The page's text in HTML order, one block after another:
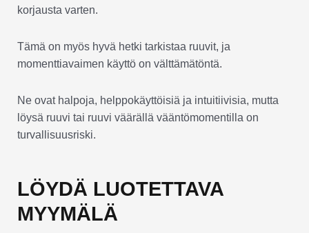
korjausta varten.
Tämä on myös hyvä hetki tarkistaa ruuvit, ja
momenttiavaimen käyttö on välttämätöntä.
Ne ovat halpoja, helppokäyttöisiä ja intuitiivisia, mutta
löysä ruuvi tai ruuvi väärällä vääntömomentilla on
turvallisuusriski.
LÖYDÄ LUOTETTAVA
MYYMÄLÄ